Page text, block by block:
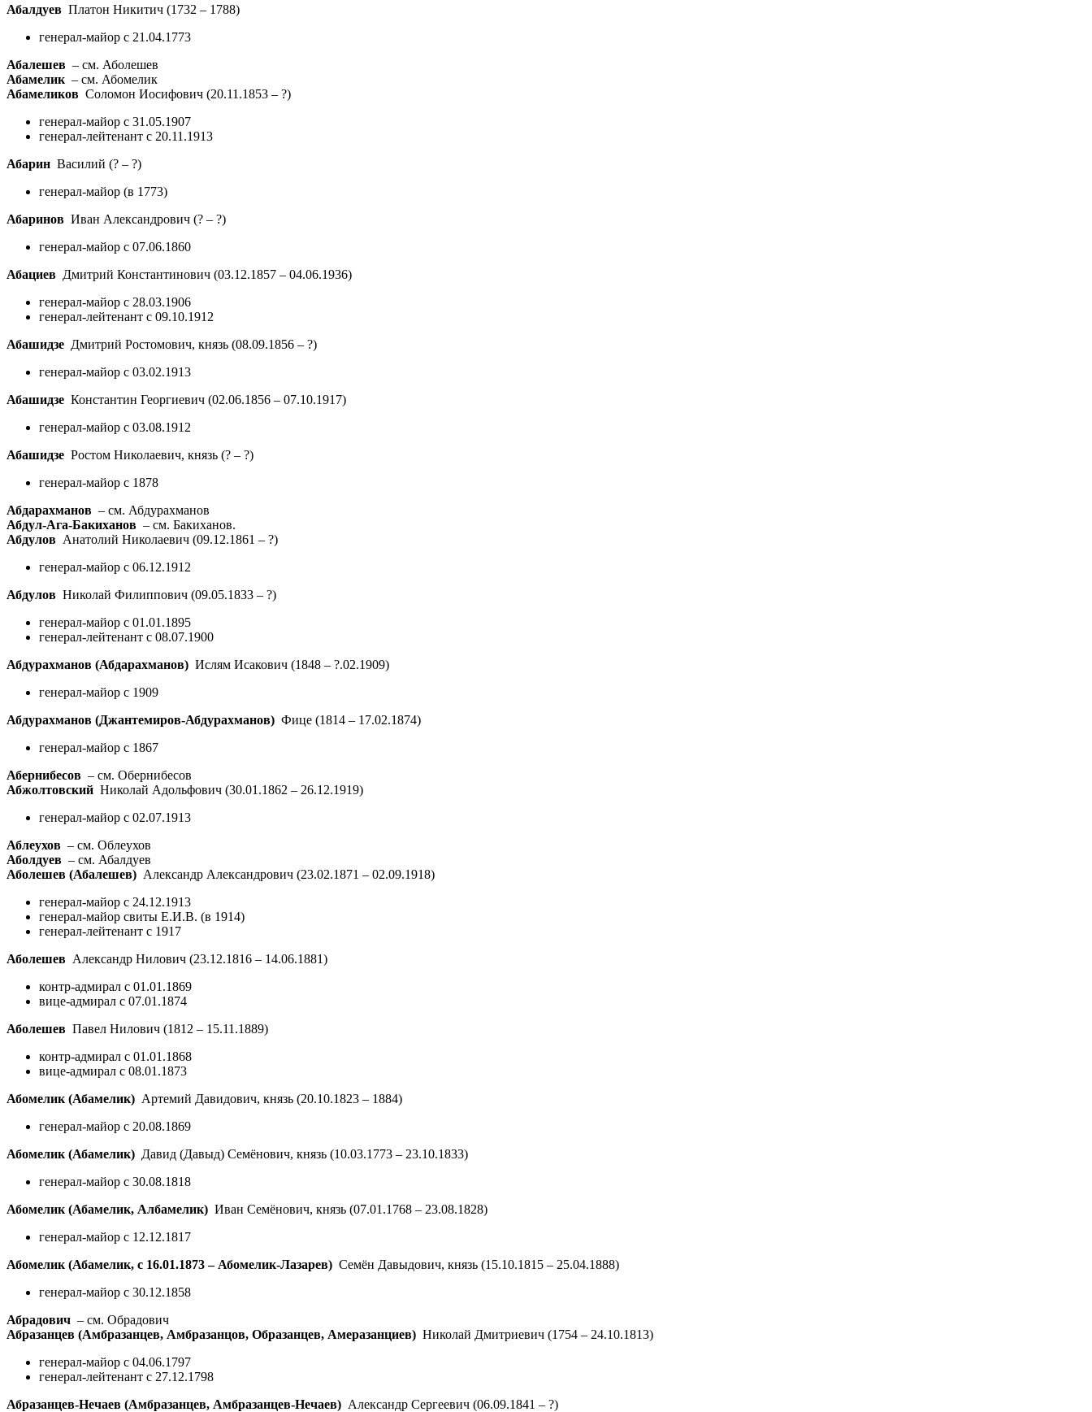
Абалдуев Платон Никитич (1732 – 1788)
генерал-майор с 21.04.1773
Абалешев – см. Аболешев
Абамелик – см. Абомелик
Абамеликов Соломон Иосифович (20.11.1853 – ?)
генерал-майор с 31.05.1907
генерал-лейтенант с 20.11.1913
Абарин Василий (? – ?)
генерал-майор (в 1773)
Абаринов Иван Александрович (? – ?)
генерал-майор c 07.06.1860
Абациев Дмитрий Константинович (03.12.1857 – 04.06.1936)
генерал-майор с 28.03.1906
генерал-лейтенант с 09.10.1912
Абашидзе Дмитрий Ростомович, князь (08.09.1856 – ?)
генерал-майор с 03.02.1913
Абашидзе Константин Георгиевич (02.06.1856 – 07.10.1917)
генерал-майор с 03.08.1912
Абашидзе Ростом Николаевич, князь (? – ?)
генерал-майор с 1878
Абдарахманов – см. Абдурахманов
Абдул-Ага-Бакиханов – см. Бакиханов.
Абдулов Анатолий Николаевич (09.12.1861 – ?)
генерал-майор с 06.12.1912
Абдулов Николай Филиппович (09.05.1833 – ?)
генерал-майор с 01.01.1895
генерал-лейтенант с 08.07.1900
Абдурахманов (Абдарахманов) Ислям Исакович (1848 – ?.02.1909)
генерал-майор с 1909
Абдурахманов (Джантемиров-Абдурахманов) Фице (1814 – 17.02.1874)
генерал-майор с 1867
Абернибесов – см. Обернибесов
Абжолтовский Николай Адольфович (30.01.1862 – 26.12.1919)
генерал-майор с 02.07.1913
Аблеухов – см. Облеухов
Аболдуев – см. Абалдуев
Аболешев (Абалешев) Александр Александрович (23.02.1871 – 02.09.1918)
генерал-майор с 24.12.1913
генерал-майор свиты Е.И.В. (в 1914)
генерал-лейтенант с 1917
Аболешев Александр Нилович (23.12.1816 – 14.06.1881)
контр-адмирал с 01.01.1869
вице-адмирал с 07.01.1874
Аболешев Павел Нилович (1812 – 15.11.1889)
контр-адмирал с 01.01.1868
вице-адмирал с 08.01.1873
Абомелик (Абамелик) Артемий Давидович, князь (20.10.1823 – 1884)
генерал-майор с 20.08.1869
Абомелик (Абамелик) Давид (Давыд) Семёнович, князь (10.03.1773 – 23.10.1833)
генерал-майор с 30.08.1818
Абомелик (Абамелик, Албамелик) Иван Семёнович, князь (07.01.1768 – 23.08.1828)
генерал-майор с 12.12.1817
Абомелик (Абамелик, с 16.01.1873 – Абомелик-Лазарев) Семён Давыдович, князь (15.10.1815 – 25.04.1888)
генерал-майор с 30.12.1858
Абрадович – см. Обрадович
Абразанцев (Амбразанцев, Амбразанцов, Образанцев, Амеразанциев) Николай Дмитриевич (1754 – 24.10.1813)
генерал-майор с 04.06.1797
генерал-лейтенант с 27.12.1798
Абразанцев-Нечаев (Амбразанцев, Амбразанцев-Нечаев) Александр Сергеевич (06.09.1841 – ?)